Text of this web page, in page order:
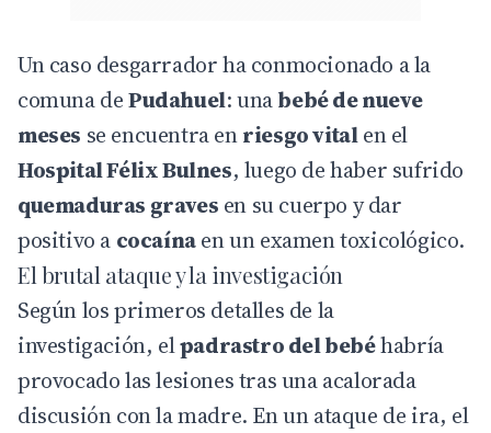
Un caso desgarrador ha conmocionado a la
comuna dePudahuel: unabebéde nueve
meses se encuentra enriesgo vitalen el
Hospital Félix Bulnes, luego de haber sufrido
quemaduras graves en su cuerpo y dar
positivo a cocaínaen un examen toxicológico.
El brutal ataque y la investigación
Según los primeros detalles de la
investigación, elpadrastro del bebéhabría
provocado las lesiones tras una acalorada
discusión con la madre. En un ataque de ira, el